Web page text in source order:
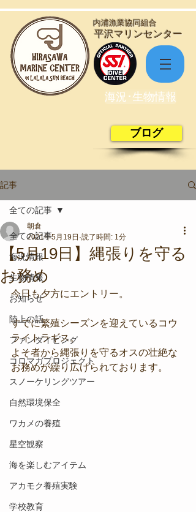
​平沢マリンセンター
​内浦漁業協同組合
海況･生物情報
ブログ
記事
全ての記事
海況情報
生物情報
お知らせ
陸上の話
ファンダイビング
コロマガプロジェクト
スノーケリングツアー
自然環境保全
ワカメの養殖
星空観察
海を楽しむアイテム
アカモク養殖実験
学校教育
全ての記事
【5月19日】縄張りを守る
お務め
朝倉
2021年5月19日 読了時間: 1分
今日も夕方にエントリー。
すでに繁殖シーズンを迎えているコウ
ライトラギス。
よそ者から縄張りを守るオスの壮絶な
お務めが繰り広げられております。